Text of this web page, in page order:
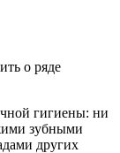
о ряде
гигиены: ни
зубными
других